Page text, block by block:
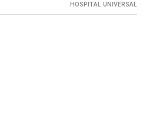
HOSPITAL UNIVERSAL